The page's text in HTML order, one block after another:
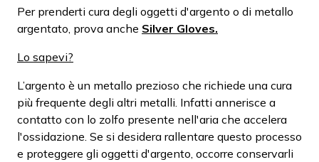
Per prenderti cura degli oggetti d'argento o di metallo
argentato, prova anche Silver Gloves.
Lo sapevi?
L’argento è un metallo prezioso che richiede una cura
più frequente degli altri metalli. Infatti annerisce a
contatto con lo zolfo presente nell'aria che accelera
l'ossidazione. Se si desidera rallentare questo processo
e proteggere gli oggetti d'argento, occorre conservarli